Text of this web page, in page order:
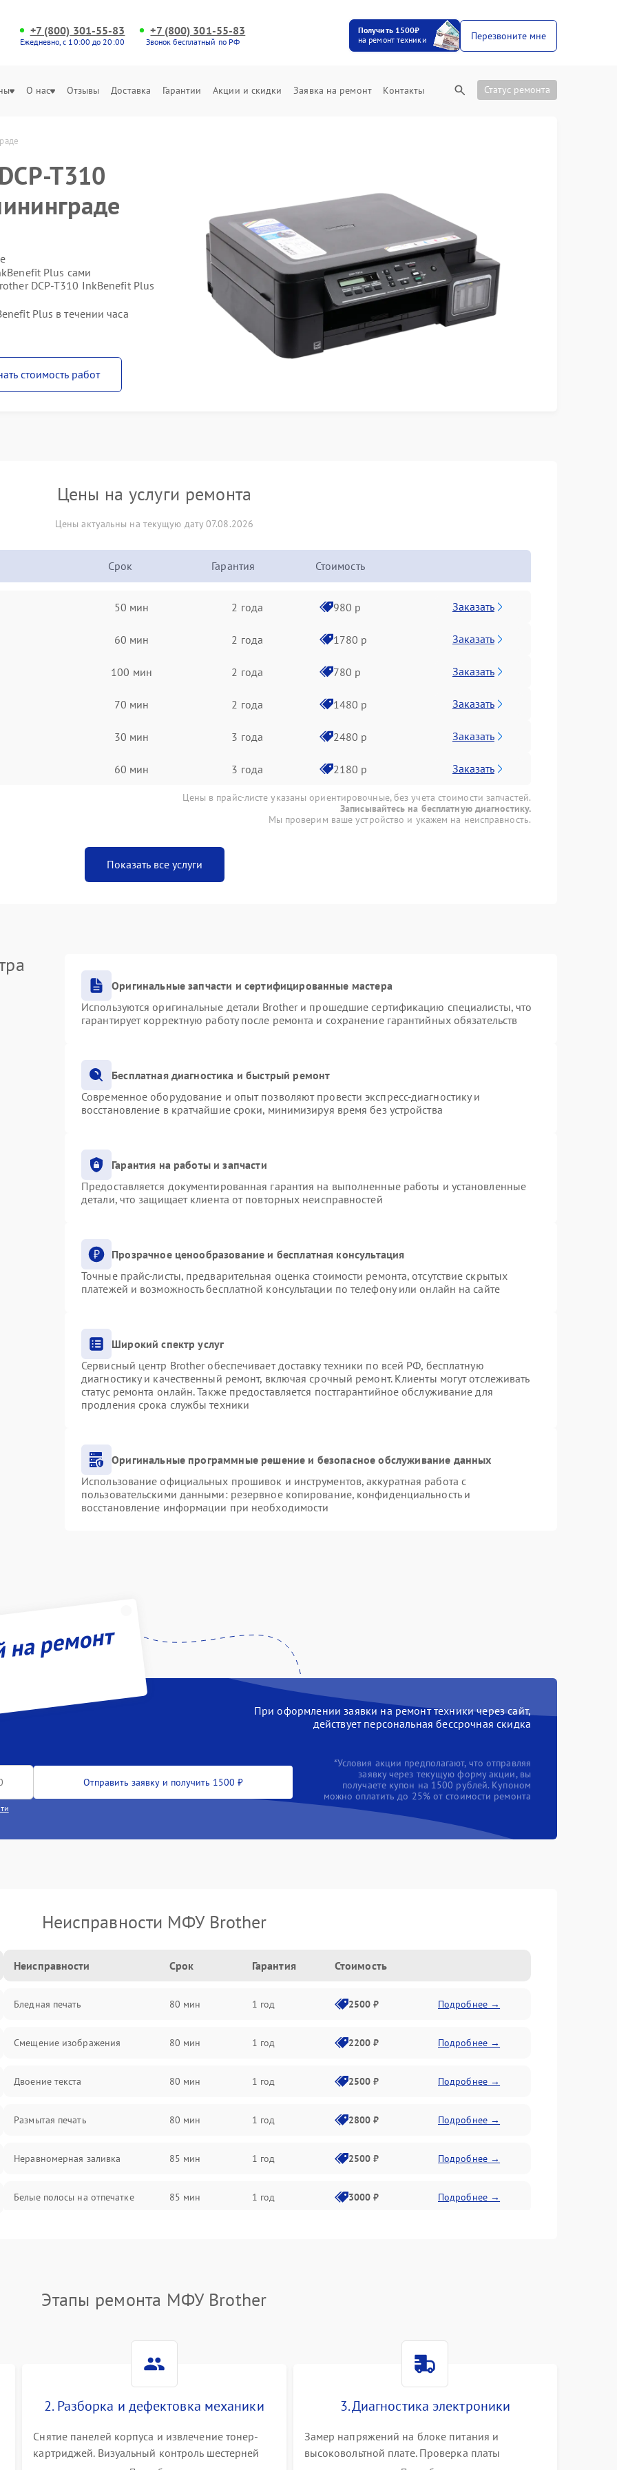
+7 (800) 301-55-83
Ежедневно, с 10:00 до 20:00
+7 (800) 301-55-83
Звонок бесплатный по РФ
Получить 1500₽
на ремонт техники
Перезвоните мне
О нас Отзывы Доставка Гарантии Акции и скидки Заявка на ремонт Контакты Статус ремонта
T310
Plus сами
DCP-T310 InkBenefit Plus
Plus в течении часа
стоимость работ
Цены на услуги ремонта
Цены актуальны на текущую дату 07.08.2026
Срок Гарантия Стоимость
50 мин 2 года 980 р Заказать
60 мин 2 года 1780 р Заказать
100 мин 2 года 780 р Заказать
70 мин 2 года 1480 р Заказать
30 мин 3 года 2480 р Заказать
60 мин 3 года 2180 р Заказать
Цены в прайс-листе указаны ориентировочные, без учета стоимости запчастей.
Записывайтесь на бесплатную диагностику.
Мы проверим ваше устройство и укажем на неисправность.
Показать все услуги
Оригинальные запчасти и сертифицированные мастера
Используются оригинальные детали Brother и прошедшие сертификацию специалисты, что
гарантирует корректную работу после ремонта и сохранение гарантийных обязательств
Бесплатная диагностика и быстрый ремонт
Современное оборудование и опыт позволяют провести экспресс-диагностику и
восстановление в кратчайшие сроки, минимизируя время без устройства
Гарантия на работы и запчасти
Предоставляется документированная гарантия на выполненные работы и установленные
детали, что защищает клиента от повторных неисправностей
Прозрачное ценообразование и бесплатная консультация
Точные прайс-листы, предварительная оценка стоимости ремонта, отсутствие скрытых
платежей и возможность бесплатной консультации по телефону или онлайн на сайте
Широкий спектр услуг
Сервисный центр Brother обеспечивает доставку техники по всей РФ, бесплатную
диагностику и качественный ремонт, включая срочный ремонт. Клиенты могут отслеживать
статус ремонта онлайн. Также предоставляется постгарантийное обслуживание для
продления срока службы техники
Оригинальные программные решение и безопасное обслуживание данных
Использование официальных прошивок и инструментов, аккуратная работа с
пользовательскими данными: резервное копирование, конфиденциальность и
восстановление информации при необходимости
ремонт
При оформлении заявки на ремонт техники через сайт,
действует персональная бессрочная скидка
Отправить заявку и получить 1500 ₽
*Условия акции предполагают, что отправляя
заявку через текущую форму акции, вы
получаете купон на 1500 рублей. Купоном
можно оплатить до 25% от стоимости ремонта
Неисправности МФУ Brother
Неисправности Срок Гарантия Стоимость
Бледная печать 80 мин 1 год 2500 ₽ Подробнее →
Смещение изображения 80 мин 1 год 2200 ₽ Подробнее →
Двоение текста 80 мин 1 год 2500 ₽ Подробнее →
Размытая печать 80 мин 1 год 2800 ₽ Подробнее →
Неравномерная заливка 85 мин 1 год 2500 ₽ Подробнее →
Белые полосы на отпечатке 85 мин 1 год 3000 ₽ Подробнее →
Этапы ремонта МФУ Brother
2. Разборка и дефектовка механики
Снятие панелей корпуса и извлечение тонер-
картриджей. Визуальный контроль шестерней
3. Диагностика электроники
Замер напряжений на блоке питания и
высоковольтной плате. Проверка платы